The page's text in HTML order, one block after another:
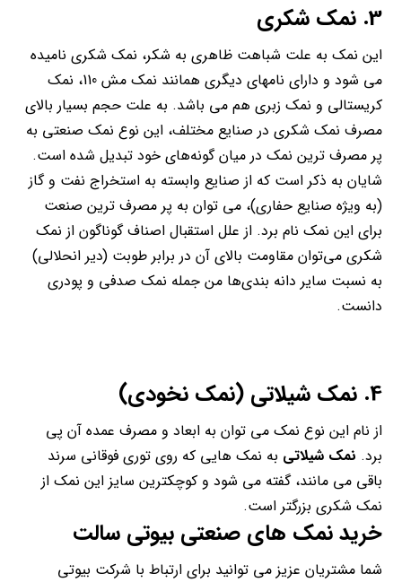
3. نمک شکری
این نمک به علت شباهت ظاهری به شکر، نمک شکری نامیده
می شود و دارای نامهای دیگری همانند نمک مش 110، نمک
کریستالی و نمک زبری هم می باشد. به علت حجم بسیار بالای
مصرف نمک شکری در صنایع مختلف، این نوع نمک صنعتی به
پر مصرف ترین نمک در میان گونه‌های خود تبدیل شده است.
شایان به ذکر است که از صنایع وابسته به استخراج نفت و گاز
(به ویژه صنایع حفاری)، می توان به پر مصرف ترین صنعت
برای این نمک نام برد. از علل استقبال اصناف گوناگون از نمک
شکری می‌توان مقاومت بالای آن در برابر طوبت (دیر انحلالی)
به نسبت سایر دانه بندی‌ها من جمله نمک صدفی و پودری
دانست.
4. نمک شیلاتی (نمک نخودی)
از نام این نوع نمک می توان به ابعاد و مصرف عمده آن پی
برد. نمک شیلاتی به نمک هایی که روی توری فوقانی سرند
باقی می مانند، گفته می شود و کوچکترین سایز این نمک از
نمک شکری بزرگتر است.
خریدنمک های صنعتی بیوتی سالت
شما مشتریان عزیز می توانید برای ارتباط با شرکت بیوتی